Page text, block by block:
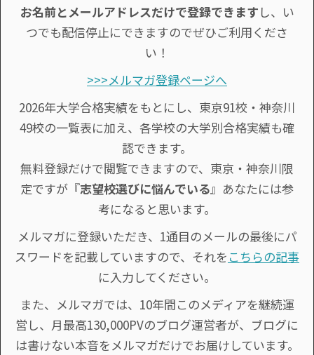
お名前とメールアドレスだけで登録できます し、い
つでも配信停止にできますのでぜひご利用くださ
い！
>>>メルマガ登録ページへ
2026年大学合格実績をもとにし、東京91校・神奈川
49校の一覧表に加え、各学校の大学別合格実績も確
認できます。
無料登録だけで閲覧できますので、東京・神奈川限
定ですが『志望校選びに悩んでいる』あなたには参
考になると思います。
メルマガに登録いただき、1通目のメールの最後にパ
スワードを記載していますので、それを こちらの記事
に入力してください。
また、メルマガでは、10年間このメディアを継続運
営し、月最高130,000PVのブログ運営者が、ブログに
は書けない本音をメルマガだけでお届けしています。